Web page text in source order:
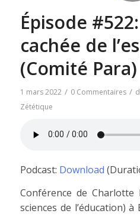
Épisode
cachée de
(Comité Para)
1 mars 2022 / 0 Commentaires /
Zététique
Podcast: Download
Conférence de
sciences de l’éducation)